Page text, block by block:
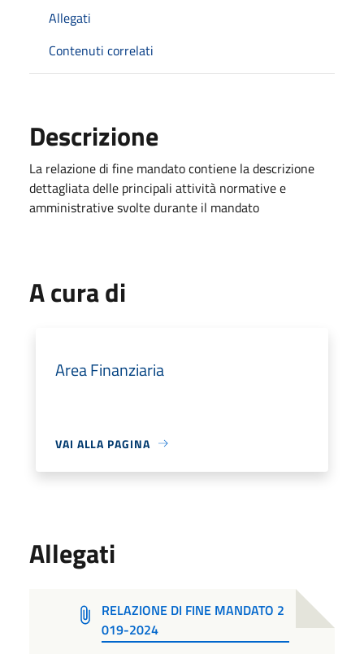
Allegati
Contenuti correlati
Descrizione
La relazione di fine mandato contiene la descrizione
dettagliata delle principali attività normative e
amministrative svolte durante il mandato
A cura di
Area Finanziaria
VAI ALLA PAGINA
Allegati
RELAZIONE DI FINE MANDATO 2
019-2024